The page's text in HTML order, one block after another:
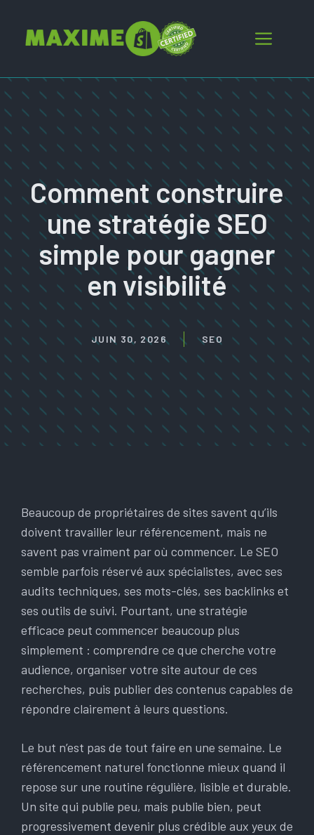
contenu
Menu
Comment construire
une stratégie SEO
simple pour gagner
en visibilité
JUIN 30, 2026 SEO
Beaucoup de propriétaires de sites savent qu’ils
doivent travailler leur référencement, mais ne
savent pas vraiment par où commencer. Le SEO
semble parfois réservé aux spécialistes, avec ses
audits techniques, ses mots-clés, ses backlinks et
ses outils de suivi. Pourtant, une stratégie
efficace peut commencer beaucoup plus
simplement : comprendre ce que cherche votre
audience, organiser votre site autour de ces
recherches, puis publier des contenus capables de
répondre clairement à leurs questions.
Le but n’est pas de tout faire en une semaine. Le
référencement naturel fonctionne mieux quand il
repose sur une routine régulière, lisible et durable.
Un site qui publie peu, mais publie bien, peut
progressivement devenir plus crédible aux yeux de